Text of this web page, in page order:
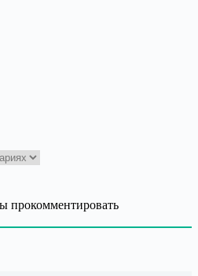
прокомментировать